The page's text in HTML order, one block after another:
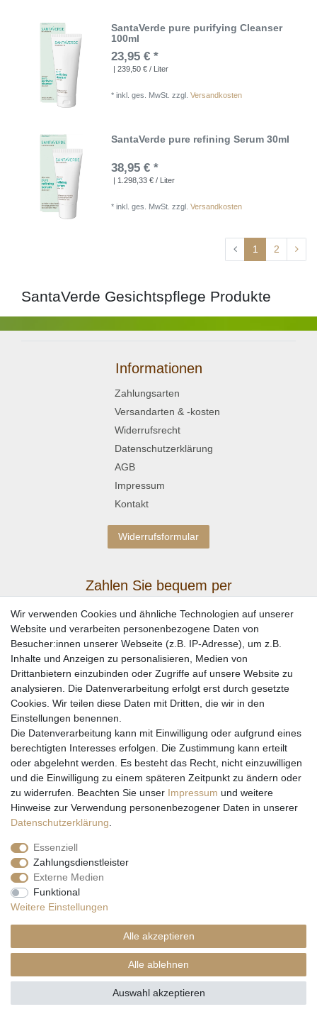
SantaVerde pure purifying Cleanser
100ml
23,95 € *
| 239,50 € / Liter
*inkl. ges. MwSt. zzgl.Versandkosten
SantaVerde pure refining Serum 30ml
38,95 € *
| 1.298,33 € / Liter
*inkl. ges. MwSt. zzgl.Versandkosten
1 2
SantaVerde Gesichtspflege Produkte
Informationen
Zahlungsarten
Versandarten & -kosten
Widerrufsrecht
Datenschutzerklärung
AGB
Impressum
Kontakt
Widerrufsformular
Zahlen Sie bequem per
Wir versenden mit
* Alle Preise inkl. gesetzl. Mehrwertsteuer zzgl. Versandkosten und ggf.
Nachnahmegebühren, wenn nicht anders beschrieben
Länder
hier
© Copyright 2026 Natur & Trendshop. Alle Rechte vorbehalten.
Wir verwenden Cookies und ähnliche Technologien auf unserer
Website und verarbeiten personenbezogene Daten von
Besucher:innen unserer Webseite (z.B. IP-Adresse), um z.B.
Inhalte und Anzeigen zu personalisieren, Medien von
Drittanbietern einzubinden oder Zugriffe auf unsere Website zu
analysieren. Die Datenverarbeitung erfolgt erst durch gesetzte
Cookies. Wir teilen diese Daten mit Dritten, die wir in den
Einstellungen benennen.
Die Datenverarbeitung kann mit Einwilligung oder aufgrund eines
berechtigten Interesses erfolgen. Die Zustimmung kann erteilt
oder abgelehnt werden. Es besteht das Recht, nicht einzuwilligen
und die Einwilligung zu einem späteren Zeitpunkt zu ändern oder
zu widerrufen. Beachten Sie unser Impressum und weitere
Hinweise zur Verwendung personenbezogener Daten in unserer
Daten­schutz­erklärung
Essenziell
Zahlungsdienstleister
Externe Medien
Funktional
Weitere Einstellungen
Alle akzeptieren
Alle ablehnen
Auswahl akzeptieren